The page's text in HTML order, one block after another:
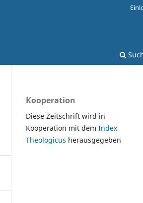
Kooperation
Diese Zeitschrift wird in
Kooperation mit dem Index
Theologicus herausgegeben